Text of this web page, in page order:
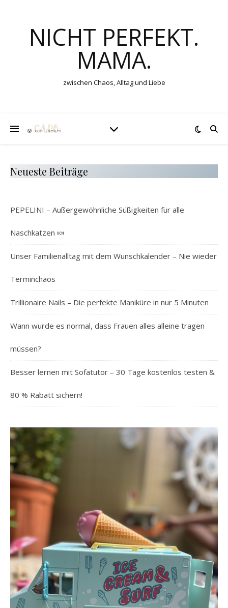
NICHT PERFEKT.
MAMA.
zwischen Chaos, Alltag und Liebe
Neueste Beiträge
PEPELINI – Außergewöhnliche Süßigkeiten für alle
Naschkatzen 🍬
Unser Familienalltag mit dem Wunschkalender – Nie wieder
Terminchaos
Trillionaire Nails – Die perfekte Maniküre in nur 5 Minuten
Wann wurde es normal, dass Frauen alles alleine tragen
müssen?
Besser lernen mit Sofatutor – 30 Tage kostenlos testen &
80 % Rabatt sichern!